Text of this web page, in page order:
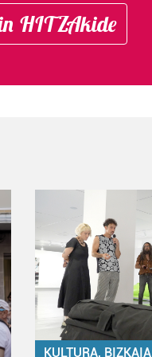
HITZAkide
KULTURA, BIZKAIA